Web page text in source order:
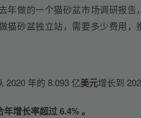
年做的一个猫砂盆市场调研报
猫砂盆独立站，需要多少费用，
2020 年的 8.093 亿美元增长到
年增长率超过 6.4% 。